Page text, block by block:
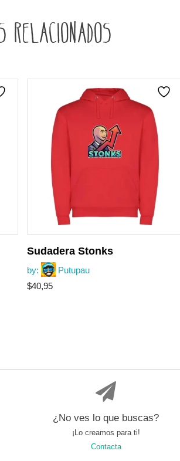
relacionados
Sudadera Stonks
by:
Putupau
$40,95
¿No ves lo que buscas?
¡Lo creamos para ti!
Contacta